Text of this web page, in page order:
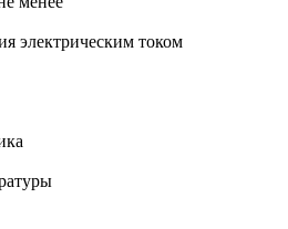
электрическим током